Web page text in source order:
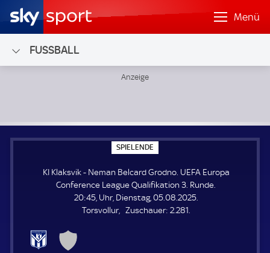
Menü
FUSSBALL
SPIELENDE
P
E
L
E
N
E
KI Klaksvik - Neman Belcard Grodno. UEFA Europa
Conference League Qualifikation 3. Runde.
20:45, Uhr, Dienstag, 05.08.2025.
Torsvollur
Zuschauer: Z
2.281.